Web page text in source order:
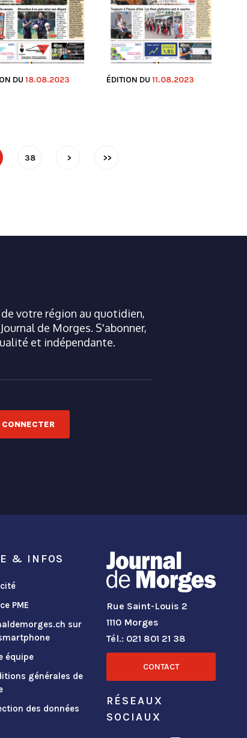
DU 18.08.2023 ÉDITION DU11.08.2023
38 > >>
votre région au quotidien,
de Morges. S'abonner,
et indépendante.
& INFOS
PME
sur
équipe
générales de
des données
Rue Saint-Louis 2
1110 Morges
Tél.: 021 801 21 38
CONTACT
RÉSEAUX
SOCIAUX